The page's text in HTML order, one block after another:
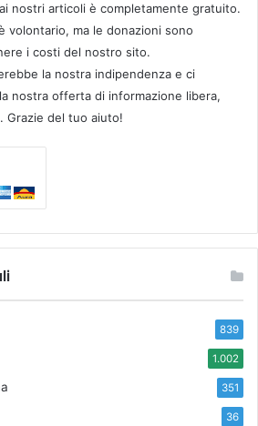
nostri articoli è completamente gratuito.
volontario, ma le donazioni sono
i costi del nostro sito.
la nostra indipendenza e ci
nostra offerta di informazione libera,
Grazie del tuo aiuto!
839
1.002
351
36